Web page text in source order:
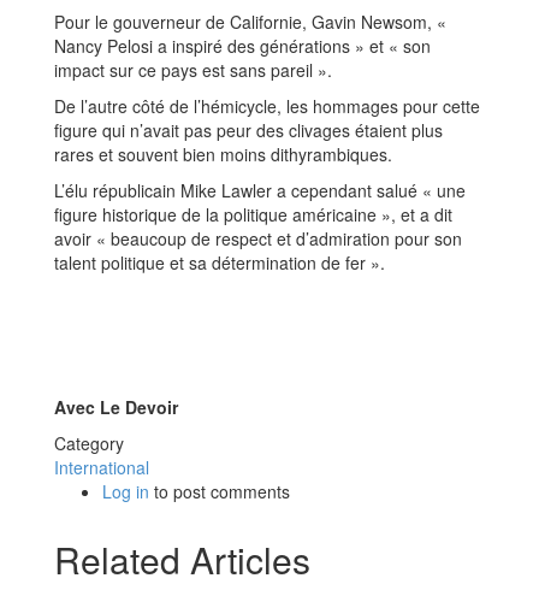
Pour le gouverneur de Californie, Gavin Newsom, «
Nancy Pelosi a inspiré des générations » et « son
impact sur ce pays est sans pareil ».
De l’autre côté de l’hémicycle, les hommages pour cette
figure qui n’avait pas peur des clivages étaient plus
rares et souvent bien moins dithyrambiques.
L’élu républicain Mike Lawler a cependant salué « une
figure historique de la politique américaine », et a dit
avoir « beaucoup de respect et d’admiration pour son
talent politique et sa détermination de fer ».
Avec Le Devoir
Category
International
Log in to post comments
Related Articles